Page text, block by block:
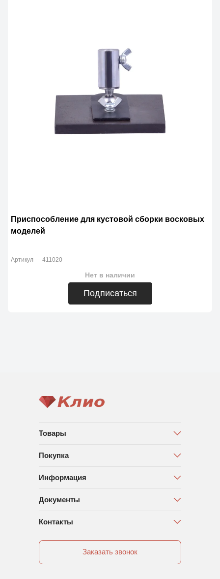
Приспособление для кустовой сборки восковых
моделей
Артикул — 411020
Нет в наличии
Подписаться
Товары
Покупка
Информация
Документы
Контакты
Заказать звонок